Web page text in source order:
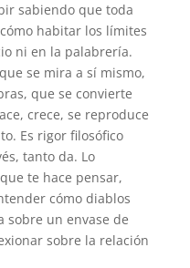
sabiendo que toda
habitar los límites
ni en la palabrería.
se mira a sí mismo,
que se convierte
crece, se reproduce
Es rigor filosófico
tanto da. Lo
te hace pensar,
cómo diablos
sobre un envase de
sobre la relación